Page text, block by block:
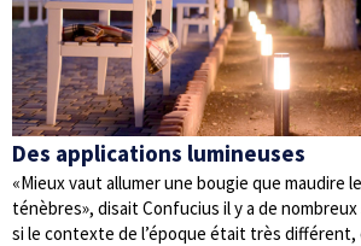
Des applications lumineuses
«Mieux vaut allumer une bougie que maudire
ténèbres», disait Confucius il y a de
si le contexte de l’époque était très